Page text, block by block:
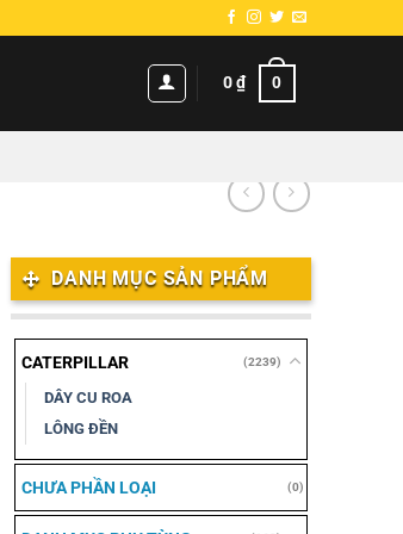
0₫ 0
DANH MỤC SẢN PHẨM
CATERPILLAR (2239)
DÂY CU ROA
LÔNG ĐỀN
CHƯA PHẦN LOẠI (0)